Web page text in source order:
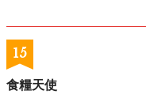
15
食糧天使